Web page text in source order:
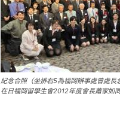
紀念合照（坐排右5為福岡辦事處曾處長
在日福岡留學生會2012年度會長蕭家如同